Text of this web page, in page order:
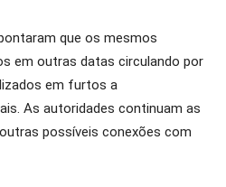
que os mesmos
em outras datas circulando por
em furtos a
As autoridades continuam as
possíveis conexões com